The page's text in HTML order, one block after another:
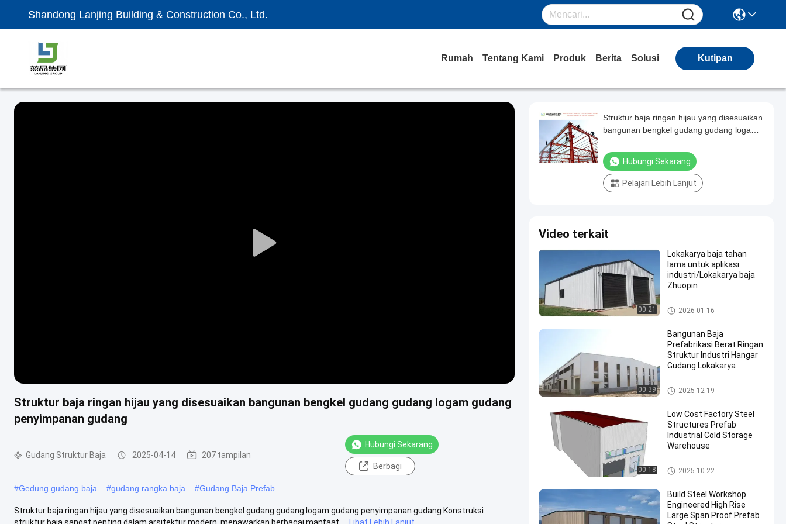
Shandong Lanjing Building & Construction Co., Ltd.
Rumah Tentang Kami Produk Berita Solusi Kutipan
Play
Struktur baja ringan hijau yang disesuaikan bangunan bengkel gudang gudang logam gudang
penyimpanan gudang
Gudang Struktur Baja 2025-04-14 207 tampilan
Hubungi Sekarang
Berbagi
#Gedung gudang baja #gudang rangka baja #Gudang Baja Prefab
Struktur baja ringan hijau yang disesuaikan bangunan bengkel gudang gudang logam gudang penyimpanan gudang Konstruksi
struktur baja sangat penting dalam arsitektur modern, menawarkan berbagai manfaat ...
Lihat Lebih Lanjut
Struktur baja ringan hijau yang disesuaikan
bangunan bengkel gudang gudang logam
Hubungi Sekarang
Pelajari Lebih Lanjut
Video terkait
00:21
Lokakarya baja tahan
lama untuk aplikasi
industri/Lokakarya baja
Zhuopin
Gudang Struktur Baja
2026-01-16
00:39
Bangunan Baja
Prefabrikasi Berat Ringan
Struktur Industri Hangar
Gudang Lokakarya
Gudang Struktur Baja
2025-12-19
00:18
Low Cost Factory Steel
Structures Prefab
Industrial Cold Storage
Warehouse
Gudang Struktur Baja
2025-10-22
Build Steel Workshop
Engineered High Rise
Large Span Proof Prefab